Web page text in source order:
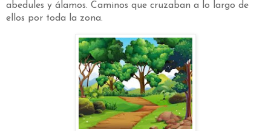
abedules y álamos. Caminos que cruzaban a lo largo de
ellos por toda la zona.